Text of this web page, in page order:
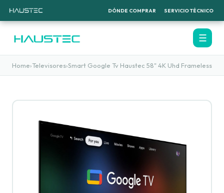
DÓNDE COMPRAR SERVICIO TÉCNICO
☰
Home›Televisores›Smart Google Tv Haustec 58" 4K Uhd Frameless